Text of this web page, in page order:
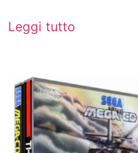
Leggi tutto